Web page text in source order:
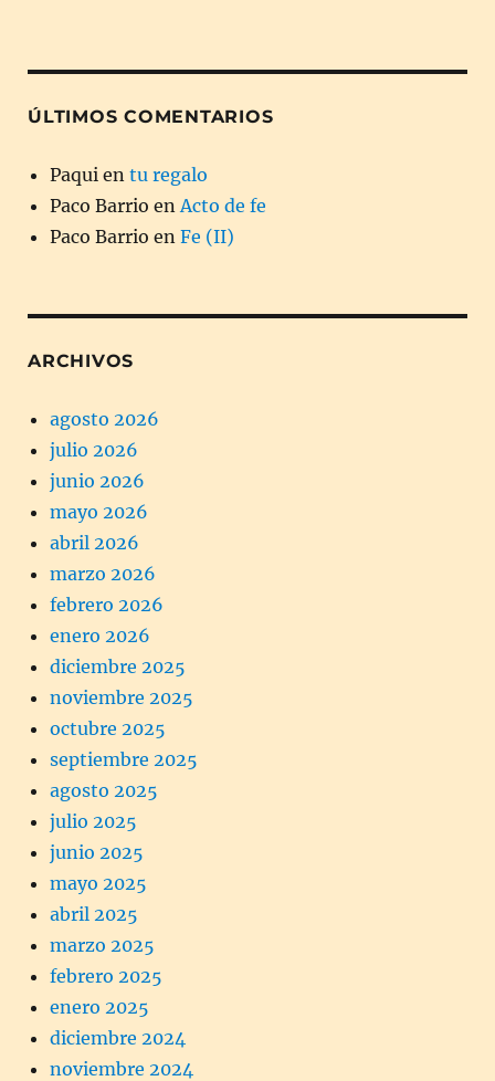
ÚLTIMOS COMENTARIOS
Paqui en tu regalo
Paco Barrio en Acto de fe
Paco Barrio en Fe (II)
ARCHIVOS
agosto 2026
julio 2026
junio 2026
mayo 2026
abril 2026
marzo 2026
febrero 2026
enero 2026
diciembre 2025
noviembre 2025
octubre 2025
septiembre 2025
agosto 2025
julio 2025
junio 2025
mayo 2025
abril 2025
marzo 2025
febrero 2025
enero 2025
diciembre 2024
noviembre 2024